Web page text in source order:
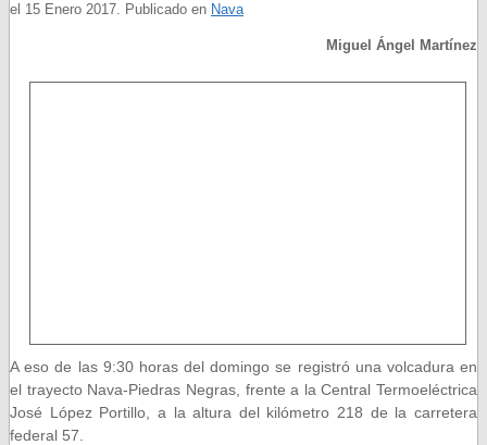
el 15 Enero 2017. Publicado en Nava
Miguel Ángel Martínez
A eso de las 9:30 horas del domingo se registró una volcadura en
el trayecto Nava-Piedras Negras, frente a la Central Termoeléctrica
José López Portillo, a la altura del kilómetro 218 de la carretera
federal 57.